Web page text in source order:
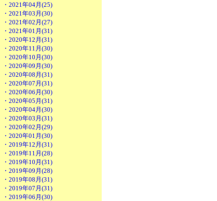
・2021年04月(25)
・2021年03月(30)
・2021年02月(27)
・2021年01月(31)
・2020年12月(31)
・2020年11月(30)
・2020年10月(30)
・2020年09月(30)
・2020年08月(31)
・2020年07月(31)
・2020年06月(30)
・2020年05月(31)
・2020年04月(30)
・2020年03月(31)
・2020年02月(29)
・2020年01月(30)
・2019年12月(31)
・2019年11月(28)
・2019年10月(31)
・2019年09月(28)
・2019年08月(31)
・2019年07月(31)
・2019年06月(30)